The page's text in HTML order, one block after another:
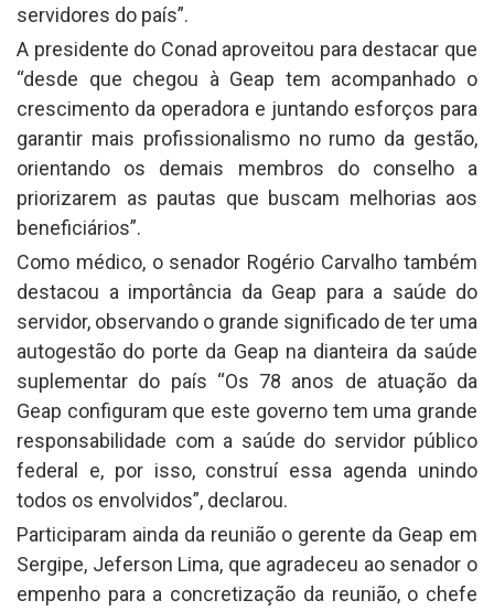
servidores do país”.
A presidente do Conad aproveitou para destacar que
“desde que chegou à Geap tem acompanhado o
crescimento da operadora e juntando esforços para
garantir mais profissionalismo no rumo da gestão,
orientando os demais membros do conselho a
priorizarem as pautas que buscam melhorias aos
beneficiários”.
Como médico, o senador Rogério Carvalho também
destacou a importância da Geap para a saúde do
servidor, observando o grande significado de ter uma
autogestão do porte da Geap na dianteira da saúde
suplementar do país “Os 78 anos de atuação da
Geap configuram que este governo tem uma grande
responsabilidade com a saúde do servidor público
federal e, por isso, construí essa agenda unindo
todos os envolvidos”, declarou.
Participaram ainda da reunião o gerente da Geap em
Sergipe, Jeferson Lima, que agradeceu ao senador o
empenho para a concretização da reunião, o chefe